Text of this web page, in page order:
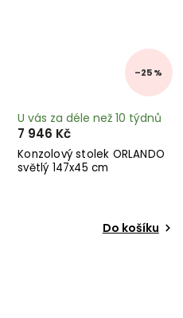
–25 %
Konzolový stolek ORLANDO
světlý 147x45 cm
U vás za déle než 10 týdnů
7 946 Kč
Do košíku